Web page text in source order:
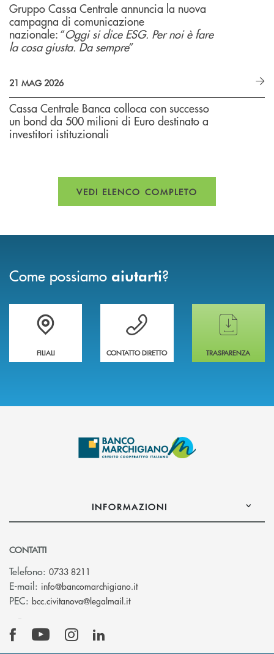
Gruppo Cassa Centrale annuncia la nuova
campagna di comunicazione
nazionale: “Oggi si dice ESG. Per noi è fare
la cosa giusta. Da sempre”
21 MAG 2026
Cassa Centrale Banca colloca con successo
un bond da 500 milioni di Euro destinato a
investitori istituzionali
VEDI ELENCO COMPLETO
Come possiamo aiutarti?
Trova la filiale più vicina a te
FILIALI
Hai bisogno di assistenza immediata ?
CONTATTO DIRETTO
Hai bisogno di
TRASPARENZA
INFORMAZIONI
CONTATTI
Telefono: 0733 8211
E-mail: info@bancomarchigiano.it(si apre l’app di posta
PEC: bcc.civitanova@legalmail.it(si apre l’app di posta elettronica)